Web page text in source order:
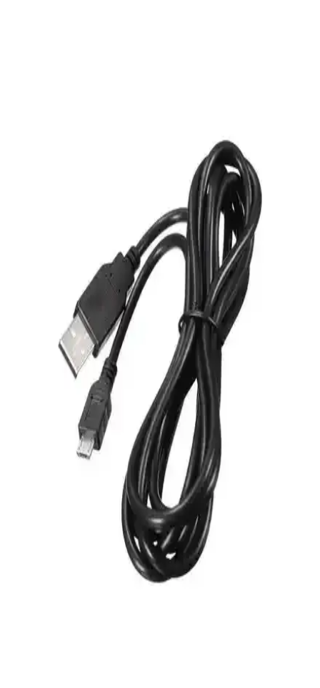
AI destekli PSSR teknolojisi ve gelişmiş donanım detaylara önem
PlayStation 5'in Güçlü Donanımı ve Yüksek
Performanslı Oyun Deneyimi
PlayStation 5, güçlü işlemci, yüksek hızlı SSD ve gelişmiş grafik
kartıyla yüksek çözünürlükte akıcı oyun deneyimi sunar, oyunculara
yeni nesil oyunların kapılarını aralar.
PlayStation 5: Güçlü Donanımı ve Yenilikçi
Özellikleriyle Oyun Dünyasında Devrim Yaratıyor
PlayStation 5, güçlü donanımı, yenilikçi teknolojileri ve şık
tasarımıyla oyun ve eğlence dünyasında öne çıkıyor. Hızlı yükleme,
gelişmiş grafikler ve çevresel ses özellikleriyle yeni nesil deneyim
PlayStation 4 Kontrol Cihazları ve Güncel Trendler
Hakkında Kapsamlı Rehber
PS4 kontrol cihazları, oyun deneyimini doğrudan etkiler. Farklı
modeller, fiyatlar ve alım seçenekleriyle ilgili detaylar burada. Doğru
seçim yapmanız için ipuçları ve trendler bu rehberde.
MediaMarkt'ta PS5 Kol Fırsatları ve Güncel Satış
Seçenekleri Hakkında Bilgiler
MediaMarkt'ta PS5 ve aksesuarları için güncel fırsatları ve güvenilir
alışveriş imkanlarını keşfedin. Sınırlı stoklara rağmen, indirimler ve
taksit seçenekleriyle en iyi seçimleri yapın.
PlayStation Pulse 3D Kulaklık ile Oyun